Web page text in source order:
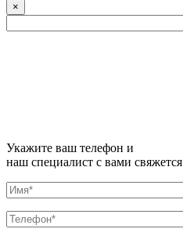
×
Укажите ваш телефон и
наш специалист с вами свяжется